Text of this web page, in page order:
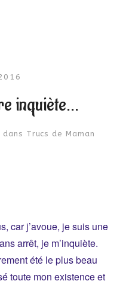
inquiète…
dans Trucs de Maman
car j’avoue, je suis une
arrêt, je m’inquiète.
été le plus beau
toute mon existence et